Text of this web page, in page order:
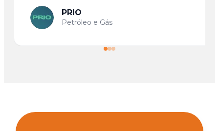
PRIO
Petróleo e Gás